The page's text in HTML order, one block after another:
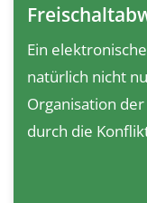
Ein
natürlich nicht
Organisation
durch die